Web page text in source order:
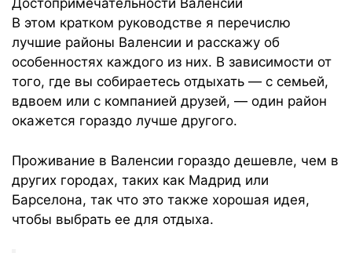
Достопримечательности Валенсии
В этом кратком руководстве я перечислю
лучшие районы Валенсии и расскажу об
особенностях каждого из них. В зависимости от
того, где вы собираетесь отдыхать — с семьей,
вдвоем или с компанией друзей, — один район
окажется гораздо лучше другого.
Проживание в Валенсии гораздо дешевле, чем в
других городах, таких как Мадрид или
Барселона, так что это также хорошая идея,
чтобы выбрать ее для отдыха.